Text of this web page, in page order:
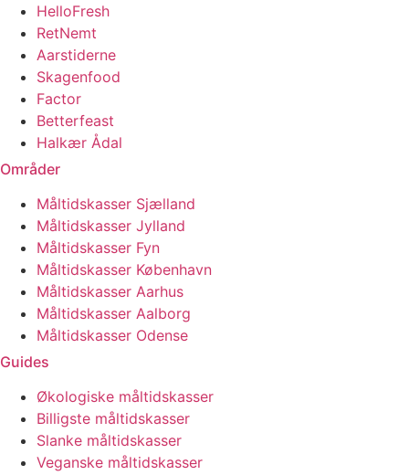
HelloFresh
RetNemt
Aarstiderne
Skagenfood
Factor
Betterfeast
Halkær Ådal
Områder
Måltidskasser Sjælland
Måltidskasser Jylland
Måltidskasser Fyn
Måltidskasser København
Måltidskasser Aarhus
Måltidskasser Aalborg
Måltidskasser Odense
Guides
Økologiske måltidskasser
Billigste måltidskasser
Slanke måltidskasser
Veganske måltidskasser